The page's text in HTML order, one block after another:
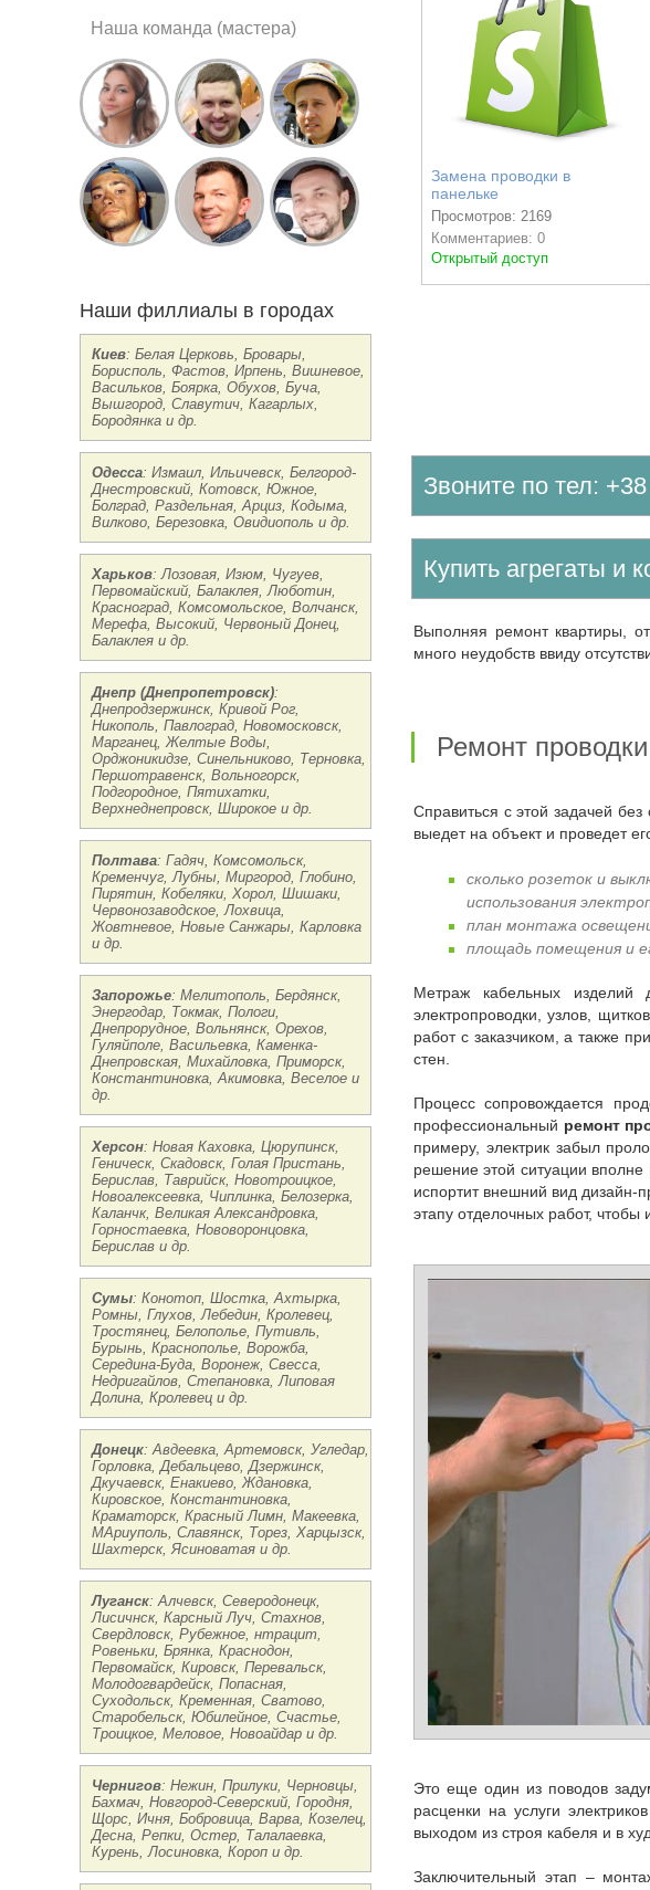
Наша команда (мастера)
Наши филлиалы в городах
Киев: Белая Церковь, Бровары,
Борисполь, Фастов, Ирпень, Вишневое,
Васильков, Боярка, Обухов, Буча,
Вышгород, Славутич, Кагарлых,
Бородянка и др.
Одесса: Измаил, Ильичевск, Белгород-
Днестровский, Котовск, Южное,
Болград, Раздельная, Арциз, Кодыма,
Вилково, Березовка, Овидиополь и др.
Харьков: Лозовая, Изюм, Чугуев,
Первомайский, Балаклея, Люботин,
Красноград, Комсомольское, Волчанск,
Мерефа, Высокий, Червоный Донец,
Балаклея и др.
Днепр (Днепропетровск):
Днепродзержинск, Кривой Рог,
Никополь, Павлоград, Новомосковск,
Марганец, Желтые Воды,
Орджоникидзе, Синельниково, Терновка,
Першотравенск, Вольногорск,
Подгородное, Пятихатки,
Верхнеднепровск, Широкое и др.
Полтава: Гадяч, Комсомольск,
Кременчуг, Лубны, Миргород, Глобино,
Пирятин, Кобеляки, Хорол, Шишаки,
Червонозаводское, Лохвица,
Жовтневое, Новые Санжары, Карловка
и др.
Запорожье: Мелитополь, Бердянск,
Энергодар, Токмак, Пологи,
Днепрорудное, Вольнянск, Орехов,
Гуляйполе, Васильевка, Каменка-
Днепровская, Михайловка, Приморск,
Константиновка, Акимовка, Веселое и
др.
Херсон: Новая Каховка, Цюрупинск,
Геническ, Скадовск, Голая Пристань,
Берислав, Таврийск, Новотроицкое,
Новоалексеевка, Чиплинка, Белозерка,
Каланчк, Великая Александровка,
Горностаевка, Нововоронцовка,
Берислав и др.
Сумы: Конотоп, Шостка, Ахтырка,
Ромны, Глухов, Лебедин, Кролевец,
Тростянец, Белополье, Путивль,
Бурынь, Краснополье, Ворожба,
Середина-Буда, Воронеж, Свесса,
Недригайлов, Степановка, Липовая
Долина, Кролевец и др.
Донецк: Авдеевка, Артемовск, Угледар,
Горловка, Дебальцево, Дзержинск,
Дкучаевск, Енакиево, Ждановка,
Кировское, Константиновка,
Краматорск, Красный Лимн, Макеевка,
МАриуполь, Славянск, Торез, Харцызск,
Шахтерск, Ясиноватая и др.
Луганск: Алчевск, Северодонецк,
Лисичнск, Карсный Луч, Стахнов,
Свердловск, Рубежное, нтрацит,
Ровеньки, Брянка, Краснодон,
Первомайск, Кировск, Перевальск,
Молодогвардейск, Попасная,
Суходольск, Кременная, Сватово,
Старобельск, Юбилейное, Счастье,
Троицкое, Меловое, Новоайдар и др.
Чернигов: Нежин, Прилуки, Черновцы,
Бахмач, Новгород-Северский, Городня,
Щорс, Ичня, Бобровица, Варва, Козелец,
Десна, Репки, Остер, Талалаевка,
Курень, Лосиновка, Короп и др.
Замена проводки в
панельке
Просмотров: 2169
Комментариев: 0
Открытый доступ
Звоните по тел:
Купить агрегаты
Выполняя ремонт квартиры, отдельное внимание нужно уделить разводке электропроводки. В обратном случае может возникнуть
много неудобств ввиду
Ремонт
Справиться с этой задачей без опыта и квалификации успешно практически невозможно. Лучше доверить ее профессионалу. Мастер
выедет на объект и проведет
сколько розеток и
использования
план монтажа
площадь помещения и
Метраж кабельных изделий должен быть учтен в плане и просчитан в смете. После разработки планировки установки
электропроводки, узлов,
работ с заказчиком, а также
стен.
Процесс сопровождается проделыванием канавок и укреплением в них электрических кабелей. При условии, что выполняется
профессиональный ремонт
примеру, электрик забыл
решение этой ситуации вполне
испортит внешний вид дизайн-
этапу отделочных работ, чтобы
Это еще один из поводов задуматься, почему стоит доверить ремонт проводки исключительно профессионалам, ведь заниженные
расценки на услуги
выходом из строя кабеля и в
Заключительный этап –